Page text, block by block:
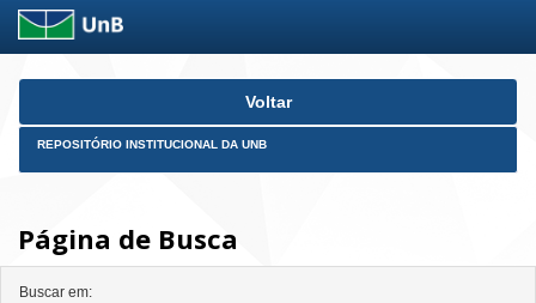
Skip
Voltar
REPOSITÓRIO INSTITUCIONAL DA UNB
Página de Busca
Buscar em: